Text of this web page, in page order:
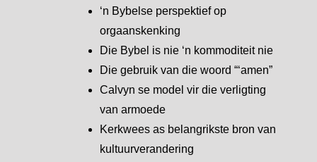
‘n Bybelse perspektief op
orgaanskenking
Die Bybel is nie ‘n kommoditeit nie
Die gebruik van die woord “‘amen”
Calvyn se model vir die verligting
van armoede
Kerkwees as belangrikste bron van
kultuurverandering